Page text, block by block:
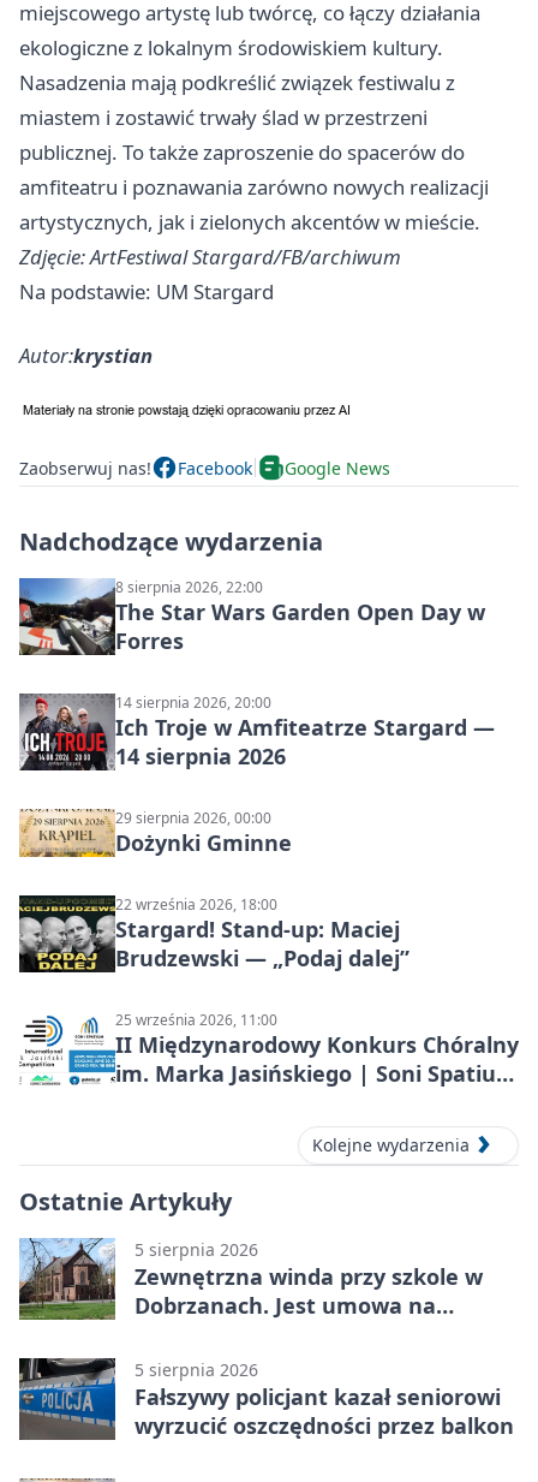
miejscowego artystę lub twórcę, co łączy działania
ekologiczne z lokalnym środowiskiem kultury.
Nasadzenia mają podkreślić związek festiwalu z
miastem i zostawić trwały ślad w przestrzeni
publicznej. To także zaproszenie do spacerów do
amfiteatru i poznawania zarówno nowych realizacji
artystycznych, jak i zielonych akcentów w mieście.
Zdjęcie: ArtFestiwal Stargard/FB/archiwum
Na podstawie: UM Stargard
Autor:krystian
Zaobserwuj nas! Facebook Google News
Nadchodzące wydarzenia
8 sierpnia 2026, 22:00
The Star Wars Garden Open Day w
Forres
14 sierpnia 2026, 20:00
Ich Troje w Amfiteatrze Stargard —
14 sierpnia 2026
29 sierpnia 2026, 00:00
Dożynki Gminne
22 września 2026, 18:00
Stargard! Stand-up: Maciej
Brudzewski — „Podaj dalej”
25 września 2026, 11:00
II Międzynarodowy Konkurs Chóralny
im. Marka Jasińskiego | Soni Spatium
Kolejne wydarzenia
Ostatnie Artykuły
5 sierpnia 2026
Zewnętrzna winda przy szkole w
Dobrzanach. Jest umowa na
5 sierpnia 2026
Fałszywy policjant kazał seniorowi
wyrzucić oszczędności przez balkon